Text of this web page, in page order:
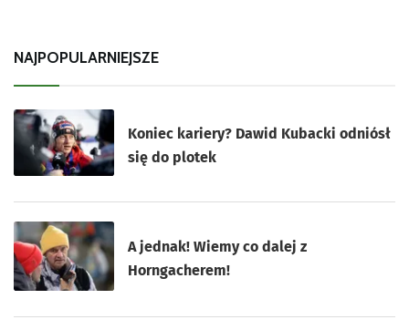
NAJPOPULARNIEJSZE
Koniec kariery? Dawid Kubacki odniósł
się do plotek
A jednak! Wiemy co dalej z
Horngacherem!